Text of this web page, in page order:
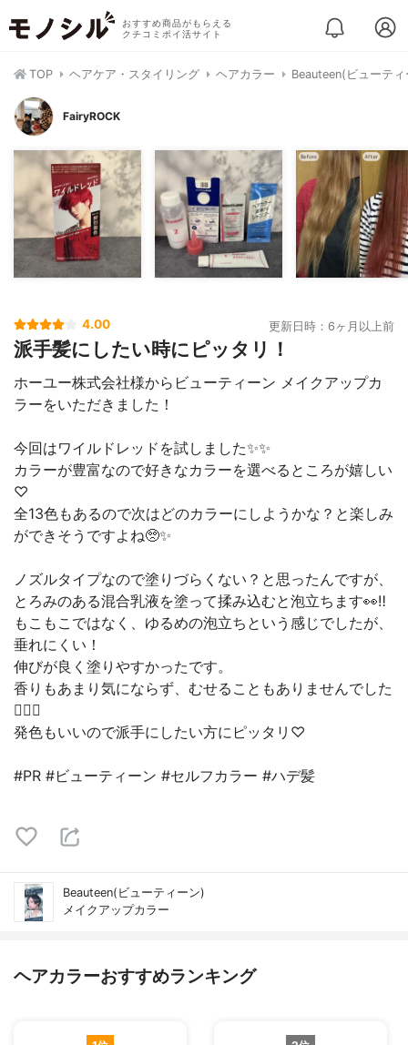
おすすめ商品がもらえる
クチコミポイ活サイト
TOP ヘアケア・スタイリング ヘアカラー Beauteen(ビューテ
FairyROCK
4.00 更新日時：6ヶ月以上前
派手髪にしたい時にピッタリ！
ホーユー株式会社様からビューティーン メイクアップカ
ラーをいただきました！
今回はワイルドレッドを試しました✨✨
カラーが豊富なので好きなカラーを選べるところが嬉しい
♡
全13色もあるので次はどのカラーにしようかな？と楽しみ
ができそうですよね🥺✨
ノズルタイプなので塗りづらくない？と思ったんですが、
とろみのある混合乳液を塗って揉み込むと泡立ちます👀‼️
もこもこではなく、ゆるめの泡立ちという感じでしたが、
垂れにくい！
伸びが良く塗りやすかったです。
香りもあまり気にならず、むせることもありませんでした
🙆‍♀️✨
発色もいいので派手にしたい方にピッタリ♡
#PR #ビューティーン #セルフカラー #ハデ髪
Beauteen(ビューティーン)
メイクアップカラー
ヘアカラーおすすめランキング